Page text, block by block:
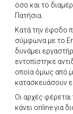
όσο και το
Πατήσια.
Κατά την έφοδο
σύμφωνα με το
δυνάμει
εντοπίστηκε
οποία όμως από
κατασκευάσουν
Οι αρχές
κάνει online για